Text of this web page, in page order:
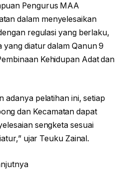
Pengurus MAA
dalam menyelesaikan
regulasi yang berlaku,
diatur dalam Qanun 9
Kehidupan Adat dan
adanya pelatihan ini, setiap
dan Kecamatan dapat
sengketa sesuai
ujar Teuku Zainal.